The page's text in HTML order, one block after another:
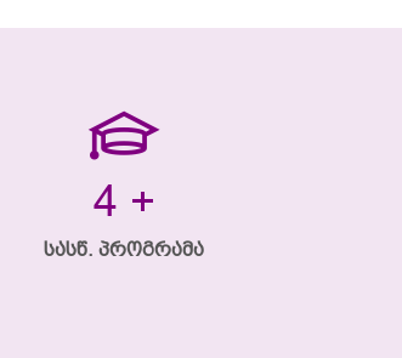
5 +
სასწ. პროგრამა